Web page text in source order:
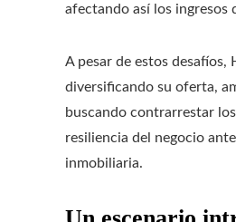
afectando así los ingresos
A pesar de estos
diversificando su oferta,
buscando contrarrestar
resiliencia del negocio
inmobiliaria.